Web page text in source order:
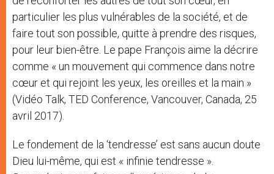
particulier les plus vulnérables de la société, et de
faire tout son possible, quitte à prendre des risques,
pour leur bien-être. Le pape François aime la décrire
comme « un mouvement qui commence dans notre
cœur et qui rejoint les yeux, les oreilles et la main »
(Vidéo Talk, TED Conference, Vancouver, Canada, 25
avril 2017).
Le fondement de la ‘tendresse’ est sans aucun doute
Dieu lui-même, qui est « infinie tendresse ».